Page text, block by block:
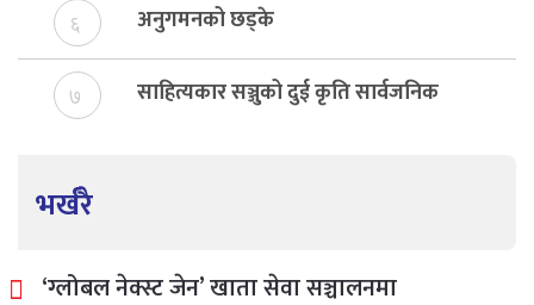
६ अनुगमनको छड्के
७ साहित्यकार सञ्जुको दुई कृति सार्वजनिक
भर्खरै
‘ग्लोबल नेक्स्ट जेन’ खाता सेवा सञ्चालनमा